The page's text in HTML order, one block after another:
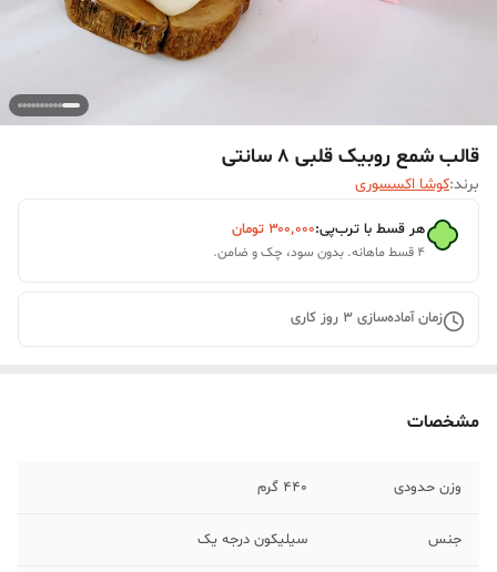
قالب شمع روبیک قلبی 8 سانتی
برند:کوشا اکسسوری
هر قسط با ترب‌پی:۳۰۰٬۰۰۰ تومان
۴ قسط ماهانه. بدون سود، چک و ضامن.
زمان آماده‌سازی 3 روز کاری
مشخصات
وزن حدودی 440 گرم
جنس سیلیکون درجه یک